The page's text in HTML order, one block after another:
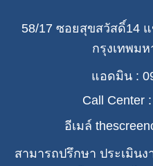
58/17 ซอยสุขสวัสดิ์14
กรุงเทพม
แอดมิน :
Call Center
อีเมล์
สามารถปรึกษา ประเมิน